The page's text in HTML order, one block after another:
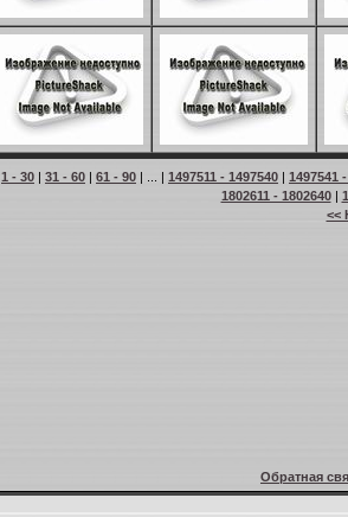
1 - 30 | 31 - 60 | 61 - 90 | ... | 1497511 - 1497540 | 1497541
1802611 - 1802640|
<<
Обратная